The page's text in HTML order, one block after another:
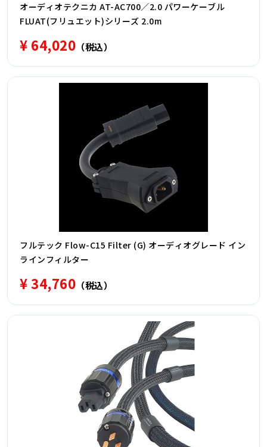
オーディオテクニカ AT-AC700／2.0 パワーケーブル
FLUAT(フリュエット)シリーズ 2.0m
¥ 64,020 （税込）
フルテック Flow-C15 Filter (G) オーディオグレード イン
ラインフィルター
¥ 34,760 （税込）